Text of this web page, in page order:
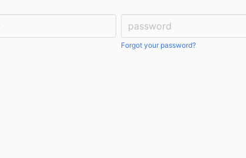
Password:
Forgot your password?